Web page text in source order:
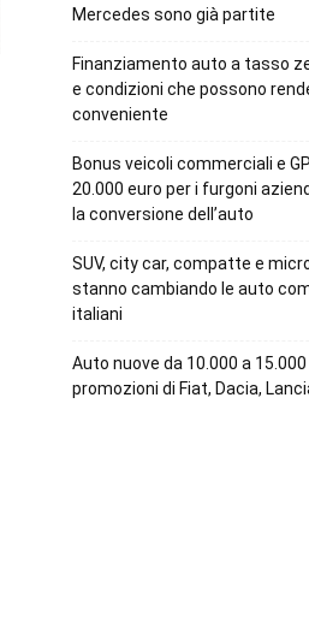
Mercedes sono già partite
Finanziamento auto a tasso
e condizioni che possono
conveniente
Bonus veicoli commerciali e
20.000 euro per i furgoni
la conversione dell’auto
SUV, city car, compatte e
stanno cambiando le auto
italiani
Auto nuove da 10.000 a 15.000
promozioni di Fiat, Dacia,